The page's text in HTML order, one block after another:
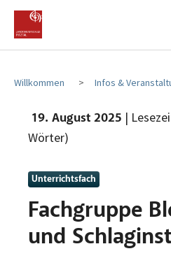
Zum Hauptinhalt
Zum Fußbereich
Willkommen Infos &
19. August 2025 |
Wörter)
Unterrichtsfach
Fachgruppe
und